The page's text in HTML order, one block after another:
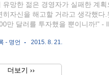
유망한 젊은 경영자가 실패한 계
히자신을 해고할 거라고 생각했
만 달러를 투자했을 뿐이니까!” -
- 명언 2015. 8. 21.
더보기 ››